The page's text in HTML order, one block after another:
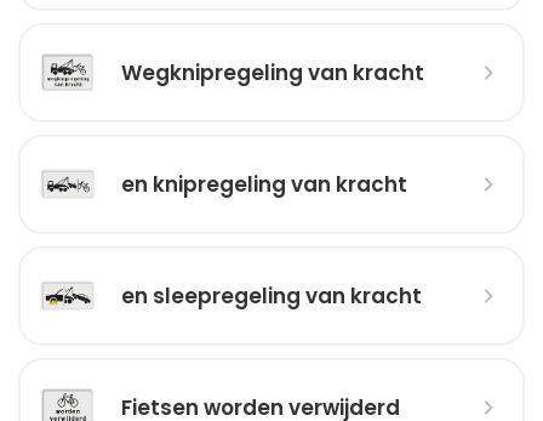
Wegknipregeling van kracht
en knipregeling van kracht
en sleepregeling van kracht
Fietsen worden verwijderd